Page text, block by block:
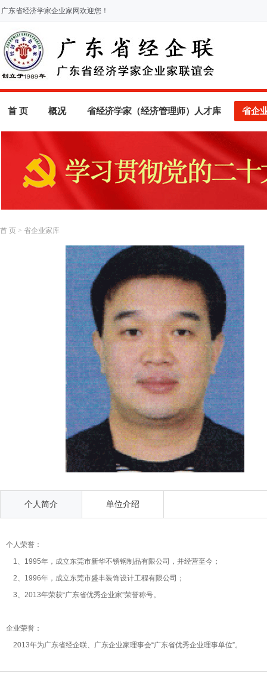
广东省经济学家企业家网欢迎您！
首 页 概况 省经济学家（经济管理师）人才库 省企
首 页 > 省企业家库
个人简介 单位介绍
个人荣誉：
1、1995年，成立东莞市新华不锈钢制品有限公司，并经营至今；
2、1996年，成立东莞市盛丰装饰设计工程有限公司；
3、2013年荣获“广东省优秀企业家”荣誉称号。
企业荣誉：
2013年为广东省经企联、广东企业家理事会“广东省优秀企业理事单位”。